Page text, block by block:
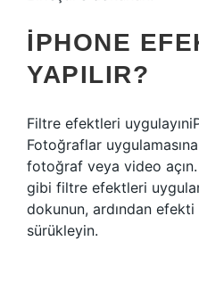
IPHONE
YAPILIR?
Filtre efektleri
Fotoğraflar
fotoğraf veya video
gibi filtre efektleri
dokunun, ardından efekti
sürükleyin.